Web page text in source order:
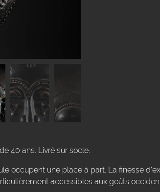
40 ans. Livré sur socle.
occupent une place à part. La finesse
accessibles aux goûts